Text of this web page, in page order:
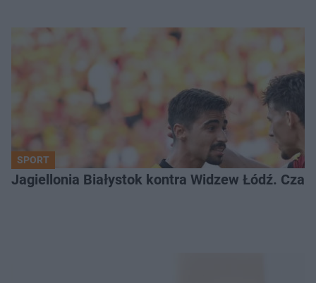
SPORT
Jagiellonia Białystok kontra Widzew Łódź.